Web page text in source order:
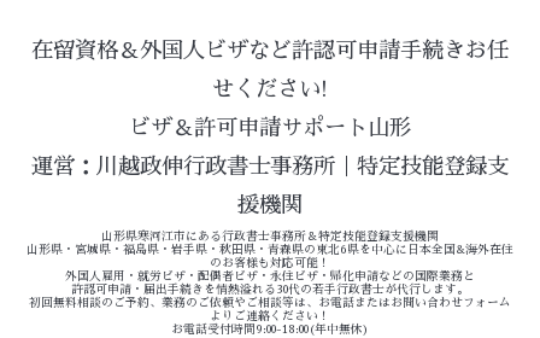
在留資格＆外国人ビザなど許認可申請手続きお任
せください!
ビザ＆許可申請サポート山形
運営：川越政伸行政書士事務所｜特定技能登録支
援機関
山形県寒河江市にある行政書士事務所＆特定技能登録支援機関
山形県・宮城県・福島県・岩手県・秋田県・青森県の東北6県を中心に日本全国&海外在住
のお客様も対応可能！
外国人雇用・就労ビザ・配偶者ビザ・永住ビザ・帰化申請などの国際業務と
許認可申請・届出手続きを情熱溢れる30代の若手行政書士が代行します。
初回無料相談のご予約、業務のご依頼やご相談等は、お電話またはお問い合わせフォーム
よりご連絡ください！
お電話受付時間9:00-18:00(年中無休)